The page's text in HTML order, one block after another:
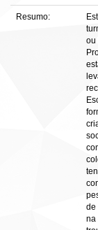
Resumo:
ou
de
na